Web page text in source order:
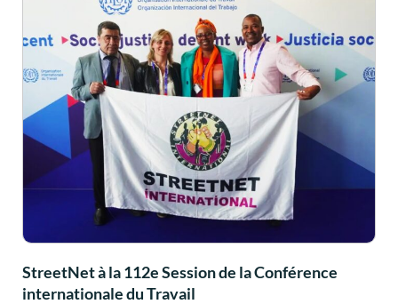
StreetNet à la 112e Session de la Conférence
internationale du Travail